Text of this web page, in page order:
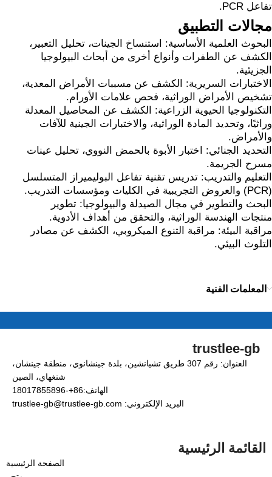
تفاعل PCR.
مجالات التطبيق
البحوث العلمية الأساسية: استنساخ الجينات، تحليل التعبير،
الكشف عن الطفرات وأنواع أخرى من أبحاث البيولوجيا
الجزيئية.
الاختبارات السريرية: الكشف عن مسببات الأمراض المعدية،
تشخيص الأمراض الوراثية، فحص علامات الأورام.
التكنولوجيا الحيوية الزراعية: الكشف عن المحاصيل المعدلة
وراثيًا، وتحديد المادة الوراثية، والاختبارات الجينية للآفات
والأمراض.
التحديد الجنائي: اختبار الأبوة بالحمض النووي، تحليل عينات
مسرح الجريمة.
التعليم والتدريب: تدريس تقنية تفاعل البوليميراز المتسلسل
(PCR) والعروض التجريبية في الكليات ومؤسسات التدريب.
البحث والتطوير في مجال الصيدلة والبيولوجيا: تطوير
منتجات الهندسة الوراثية، والتحقق من أهداف الأدوية.
مراقبة البيئة: مراقبة التنوع الميكروبي، الكشف عن مصادر
التلوث البيئي.
المعلمات الفنية
trustlee-gb
العنوان: رقم 307 طريق تشيانشين، بلدة جينشانوي، منطقة جينشان،
شنغهاي، الصين
الهاتف:86+-18017855896
البريد الإلكتروني: trustlee-gb@trustlee-gb.com
القائمة الرئيسية
الصفحة الرئيسية